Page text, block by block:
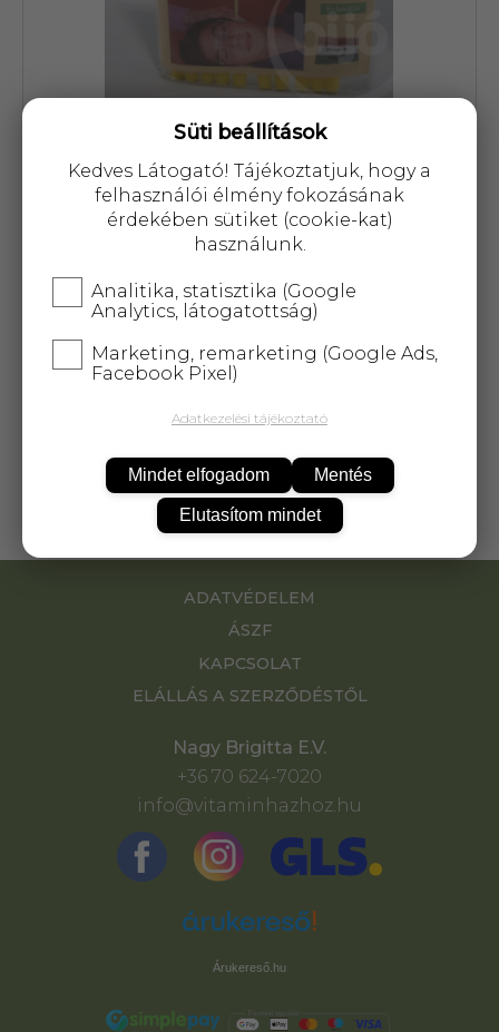
Cikkszám: 12361
4 645 Ft
KOSÁRBA
felett5 kg-igingyenes kiszállítás!
ADATVÉDELEM
ÁSZF
KAPCSOLAT
ELÁLLÁS A SZERZŐDÉSTŐL
Nagy Brigitta E.V.
+36 70 624-7020
info@vitaminhazhoz.hu
Árukereső.hu
Süti beállítások
Kedves Látogató! Tájékoztatjuk, hogy a
felhasználói élmény fokozásának
érdekében sütiket (cookie-kat)
használunk.
Analitika, statisztika (Google
Analytics, látogatottság)
Marketing, remarketing (Google Ads,
Facebook Pixel)
Adatkezelési tájékoztató
Mindet elfogadom Mentés
Elutasítom mindet